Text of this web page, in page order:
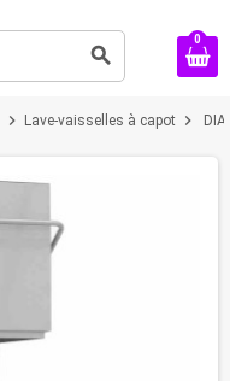
search
0
chevron_right Lave-vaisselles à capot chevron_right